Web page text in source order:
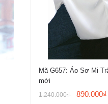
Mã G657: Áo Sơ Mi
mới
1.240.000₫ 890.000₫